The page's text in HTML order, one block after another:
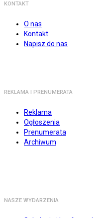
KONTAKT
O nas
Kontakt
Napisz do nas
REKLAMA I PRENUMERATA
Reklama
Ogłoszenia
Prenumerata
Archiwum
NASZE WYDARZENIA